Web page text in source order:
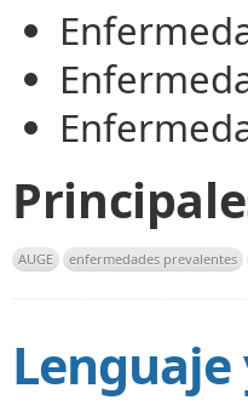
AUGE enfermedades prevalentes
Lenguaje